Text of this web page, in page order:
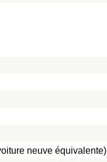
neuve équivalente)